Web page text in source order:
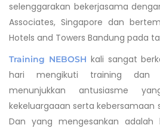
selenggarakan bekerjasama
Associates, Singapore dan
Hotels and Towers Bandung pada
Training NEBOSH kali sangat
hari mengikuti training dan
menunjukkan antusiasme
kekeluargaaan serta kebersamaan
Dan yang mengesankan adalah